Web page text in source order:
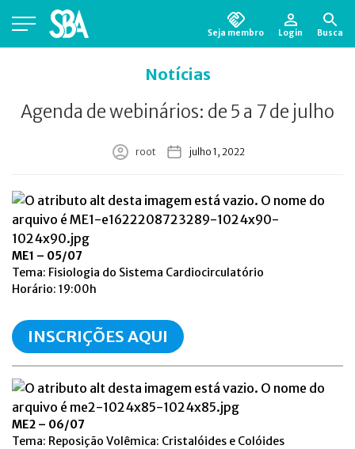
Seja membro Login Busca
Notícias
Agenda de webinários: de 5 a 7 de julho
root julho 1, 2022
ME1 – 05/07
Tema: Fisiologia do Sistema Cardiocirculatório
Horário: 19:00h
INSCRIÇÕES AQUI
ME2 – 06/07
Tema: Reposição Volêmica: Cristalóides e Colóides